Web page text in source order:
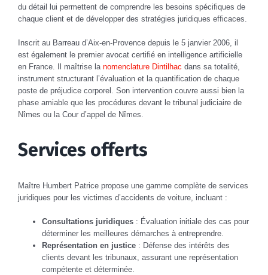
du détail lui permettent de comprendre les besoins spécifiques de
chaque client et de développer des stratégies juridiques efficaces.
Inscrit au Barreau d’Aix-en-Provence depuis le 5 janvier 2006, il
est également le premier avocat certifié en intelligence artificielle
en France. Il maîtrise la nomenclature Dintilhac dans sa totalité,
instrument structurant l’évaluation et la quantification de chaque
poste de préjudice corporel. Son intervention couvre aussi bien la
phase amiable que les procédures devant le tribunal judiciaire de
Nîmes ou la Cour d’appel de Nîmes.
Services offerts
Maître Humbert Patrice propose une gamme complète de services
juridiques pour les victimes d’accidents de voiture, incluant :
Consultations juridiques : Évaluation initiale des cas pour
déterminer les meilleures démarches à entreprendre.
Représentation en justice : Défense des intérêts des
clients devant les tribunaux, assurant une représentation
compétente et déterminée.